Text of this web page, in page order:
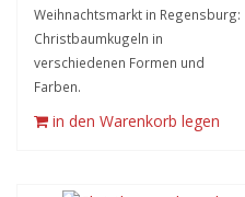
Weihnachtsmarkt in Regensburg:
Christbaumkugeln in
verschiedenen Formen und
Farben.
in den Warenkorb legen